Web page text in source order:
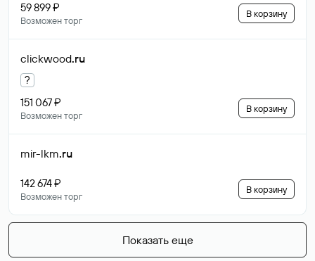
59 899 ₽
Возможен торг
В корзину
clickwood.ru
?
151 067 ₽
Возможен торг
В корзину
mir-lkm.ru
142 674 ₽
Возможен торг
В корзину
Показать еще